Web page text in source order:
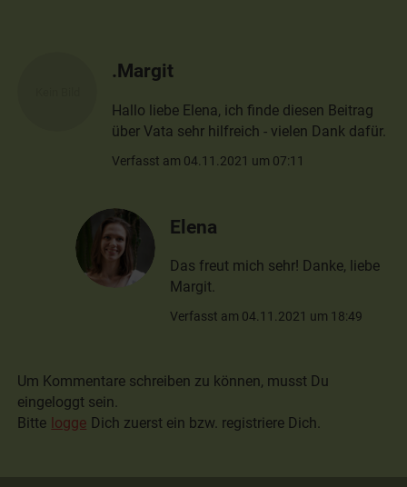
.Margit
Hallo liebe Elena, ich finde diesen Beitrag
über Vata sehr hilfreich - vielen Dank dafür.
Verfasst am 04.11.2021 um 07:11
Elena
Das freut mich sehr! Danke, liebe
Margit.
Verfasst am 04.11.2021 um 18:49
Um Kommentare schreiben zu können, musst Du
eingeloggt sein.
Bitte logge Dich zuerst ein bzw. registriere Dich.